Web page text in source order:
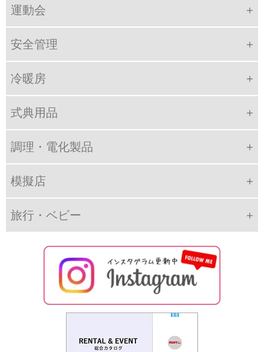
運動会
安全管理
冷暖房
式典用品
調理・電化製品
模擬店
旅行・ベビー